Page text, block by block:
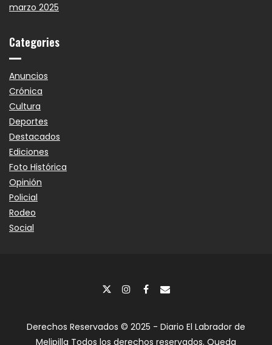
marzo 2025
Categories
Anuncios
Crónica
Cultura
Deportes
Destacados
Ediciones
Foto Histórica
Opinión
Policial
Rodeo
Social
Derechos Reservados © 2025 - Diario El Labrador de
Melipilla Todos los derechos reservados. Queda